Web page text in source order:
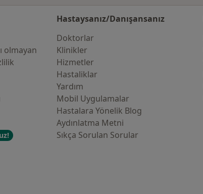
olmayan
Hastaysanız/Danışansanız
Doktorlar
Klinikler
Hizmetler
Hastaliklar
Yardım
Mobil Uygulamalar
Hastalara Yönelik Blog
Aydınlatma Metni
Sıkça Sorulan Sorular